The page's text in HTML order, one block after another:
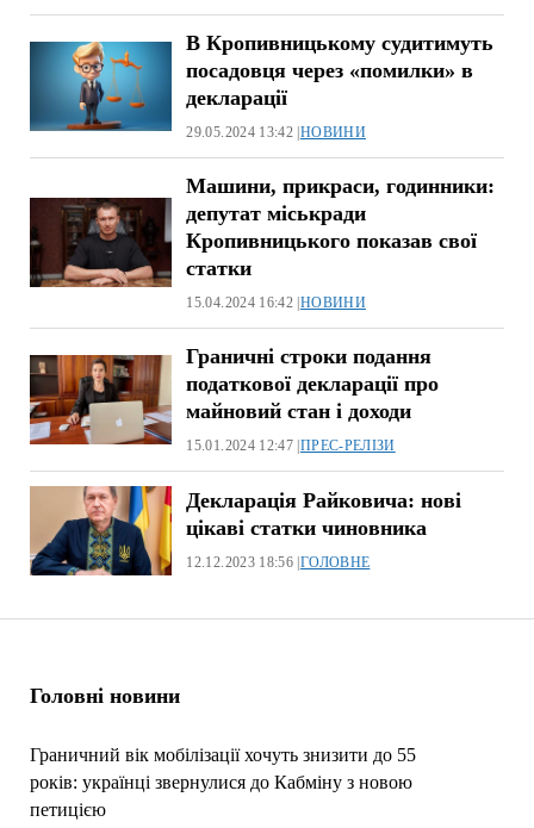
Головні новини
Граничний вік мобілізації хочуть знизити до 55
років: українці звернулися до Кабміну з новою
петицією
В Кропивницькому судитимуть
посадовця через «помилки» в
декларації
29.05.2024 13:42 |НОВИНИ
Машини, прикраси, годинники:
депутат міськради
Кропивницького показав свої
статки
15.04.2024 16:42 |НОВИНИ
Граничні строки подання
податкової декларації про
майновий стан і доходи
15.01.2024 12:47 |ПРЕС-РЕЛІЗИ
Декларація Райковича: нові
цікаві статки чиновника
12.12.2023 18:56 | ГОЛОВНЕ